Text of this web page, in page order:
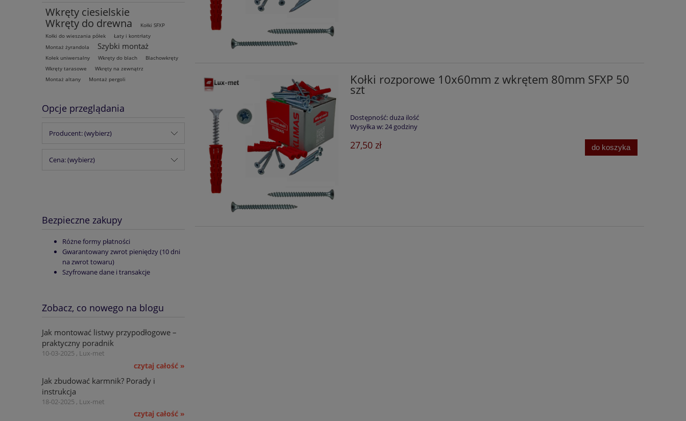
Wkręty ciesielskie
Wkręty do drewna
Kołki SFXP
Kołki do wieszania półek
Łaty i kontrłaty
Montaż żyrandola
Szybki montaż
Kołek uniwersalny Wkręty do blach
Blachowkręty
Wkręty tarasowe
Wkręty na zewnątrz
Montaż altany
Montaż pergoli
Opcje przeglądania
Producent: (wybierz)
Cena: (wybierz)
Bezpieczne zakupy
Różne formy płatności
Gwarantowany zwrot pieniędzy (10 dni
na zwrot towaru)
Szyfrowane dane i transakcje
Zobacz, co nowego na blogu
Jak montować listwy przypodłogowe –
praktyczny poradnik
10-03-2025 , Lux-met
czytaj całość »
Jak zbudować karmnik? Porady i
instrukcja
18-02-2025 , Lux-met
czytaj całość »
Kołki rozporowe 10x60mm z wkrętem 80mm SFXP 50
szt
Dostępność:duża ilość
Wysyłka w:24 godziny
27,50 zł do koszyka